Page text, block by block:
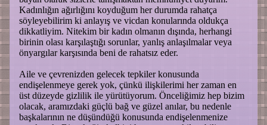
Kadınlığın ağırlığını koyduğum her durumda rahatça
söyleyebilirim ki anlayış ve vicdan konularında oldukça
dikkatliyim. Nitekim bir kadın olmanın dışında, herhangi
birinin olası karşılaştığı sorunlar, yanlış anlaşılmalar veya
önyargılar karşısında beni de rahatsız eder.
Aile ve çevrenizden gelecek tepkiler konusunda
endişelenmeye gerek yok, çünkü ilişkilerimi her zaman en
üst düzeyde gizlilik ile yürütüyorum. Önceliğimiz hep bizim
olacak, aramızdaki güçlü bağ ve güzel anılar, bu nedenle
başkalarının ne düşündüğü konusunda endişelenmenize